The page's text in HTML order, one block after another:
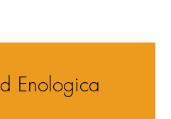
Enologica